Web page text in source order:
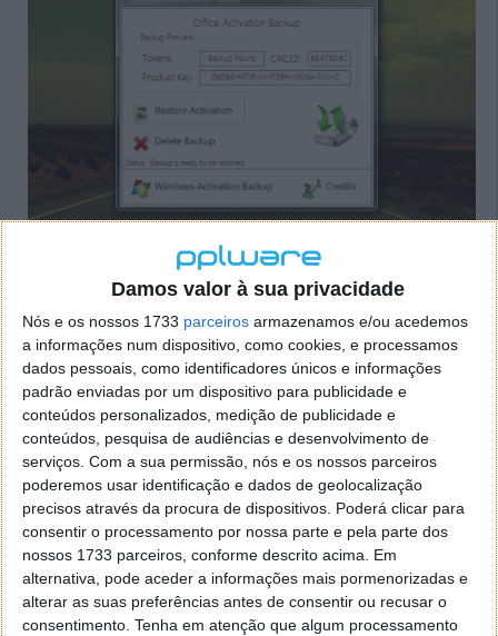
Damos valor à sua privacidade
Nós e os nossos 1733 parceiros armazenamos e/ou acedemos
a informações num dispositivo, como cookies, e processamos
dados pessoais, como identificadores únicos e informações
padrão enviadas por um dispositivo para publicidade e
conteúdos personalizados, medição de publicidade e
conteúdos, pesquisa de audiências e desenvolvimento de
serviços. Com a sua permissão, nós e os nossos parceiros
poderemos usar identificação e dados de geolocalização
precisos através da procura de dispositivos. Poderá clicar para
consentir o processamento por nossa parte e pela parte dos
nossos 1733 parceiros, conforme descrito acima. Em
alternativa, pode aceder a informações mais pormenorizadas e
alterar as suas preferências antes de consentir ou recusar o
consentimento. Tenha em atenção que algum processamento
Devem começar por recolher os tokens do Windows
e do Office, para uma posterior utilização, ou
imediatamente antes de procederem à reinstalação
do Windows. Essas chaves e os respectivos tokens
são guardados na mesma pasta de onde o Advanced
Tokens Manager foi chamado. Para cada um é criado
uma pasta diferente.
Os dados recolhidos devem ser guardados junto do
Advanced Tokens Manager para que possam em
qualquer altura ser usados. O próprio Advanced
Tokens Manager é uma aplicação portátil e por isso
pode ela também ser guardada numa pen ou disco
externo para posterior utilização.